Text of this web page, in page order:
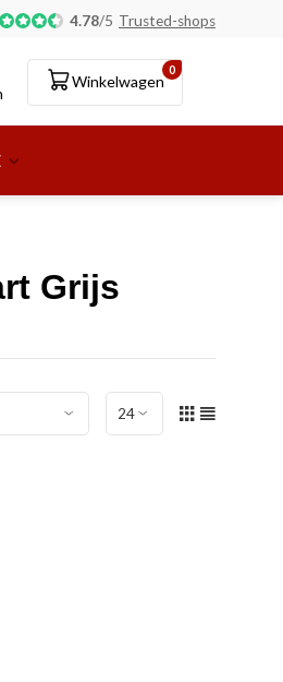
aflevering bij pakketshop mogelijk!
4.78/5 Trusted-shops
0
Winkelwagen
Grijs